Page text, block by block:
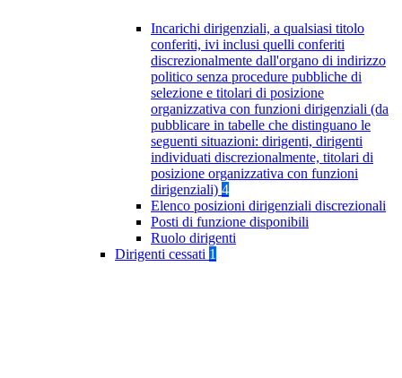
Incarichi dirigenziali, a qualsiasi titolo
conferiti, ivi inclusi quelli conferiti
discrezionalmente dall'organo di indirizzo
politico senza procedure pubbliche di
selezione e titolari di posizione
organizzativa con funzioni dirigenziali (da
pubblicare in tabelle che distinguano le
seguenti situazioni: dirigenti, dirigenti
individuati discrezionalmente, titolari di
posizione organizzativa con funzioni
dirigenziali) 4
Elenco posizioni dirigenziali discrezionali
Posti di funzione disponibili
Ruolo dirigenti
Dirigenti cessati 1